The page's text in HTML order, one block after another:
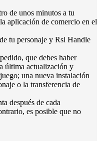
de unos minutos a tu
aplicación de comercio en el
tu personaje y Rsi Handle
que debes haber
última actualización y
una nueva instalación
o la transferencia de
después de cada
es posible que no